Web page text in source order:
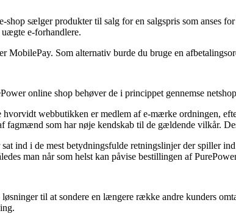
shop sælger produkter til salg for en salgspris som anses
e-forhandlere.
MobilePay. Som alternativ burde du bruge en
online shop behøver de i princippet gennemse
webbutikken er medlem af e-mærke ordningen,
fagmænd som har nøje kendskab til de gældende vilkår.
ind i de mest betydningsfulde retningslinjer der spiller
man når som helst kan påvise bestillingen af
til at sondere en længere række andre kunders